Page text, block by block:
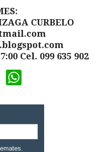
CURBELO
Cel. 099 635 902
Twitter